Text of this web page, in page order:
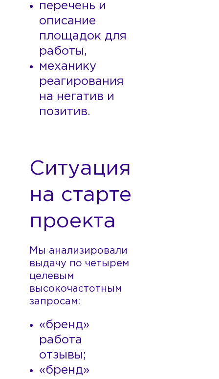
перечень и
описание
площадок для
работы,
механику
реагирования
на негатив и
позитив.
Ситуация
на старте
проекта
Мы анализировали
выдачу по четырем
целевым
высокочастотным
запросам:
«бренд»
работа
отзывы;
«бренд»